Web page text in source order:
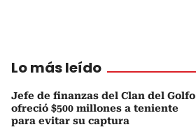
Lo más leído
Jefe de finanzas del Clan del Golfo
ofreció $500 millones a teniente
para evitar su captura